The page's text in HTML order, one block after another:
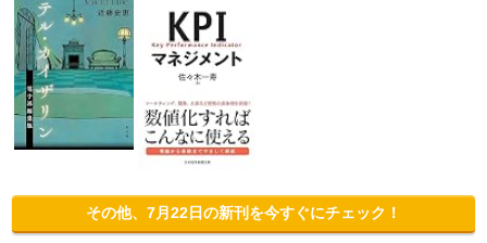
その他、7月22日の新刊を今すぐにチェック！